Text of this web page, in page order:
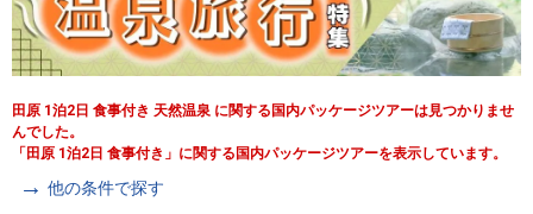
田原 1泊2日 食事付き 天然温泉 に関する国内パッケージツアーは見つかりませ
んでした。
「田原 1泊2日 食事付き」に関する国内パッケージツアーを表示しています。
他の条件で探す